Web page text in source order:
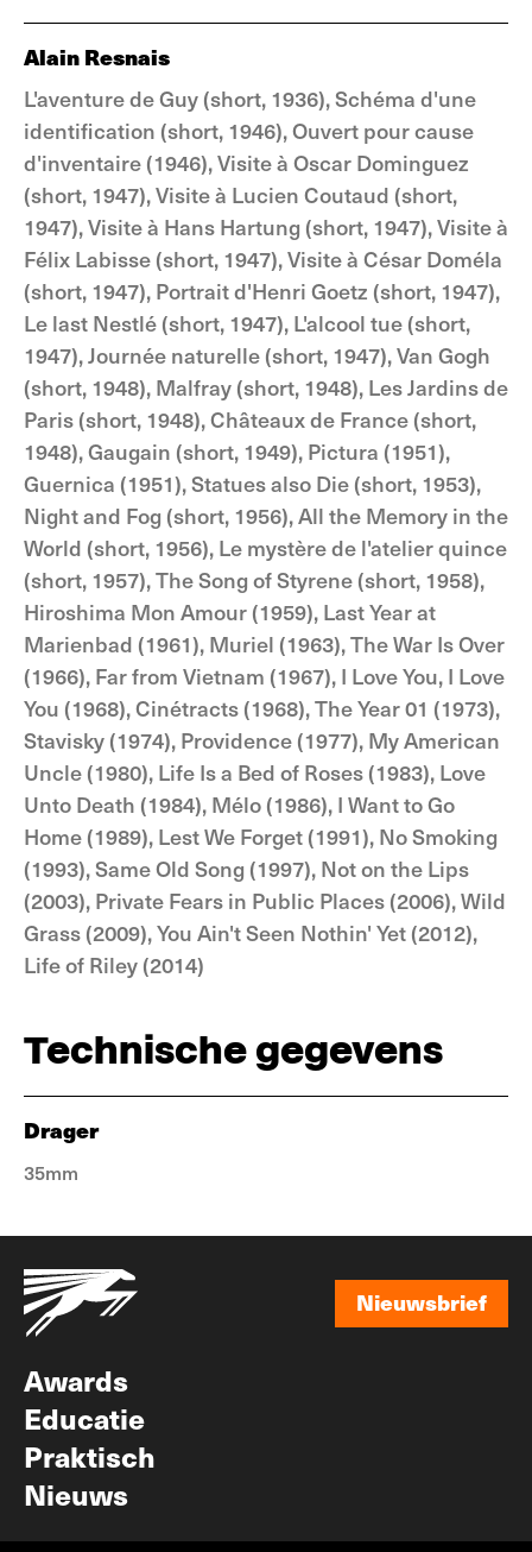
Alain Resnais
L'aventure de Guy (short, 1936), Schéma d'une
identification (short, 1946), Ouvert pour cause
d'inventaire (1946), Visite à Oscar Dominguez
(short, 1947), Visite à Lucien Coutaud (short,
1947), Visite à Hans Hartung (short, 1947), Visite à
Félix Labisse (short, 1947), Visite à César Doméla
(short, 1947), Portrait d'Henri Goetz (short, 1947),
Le last Nestlé (short, 1947), L'alcool tue (short,
1947), Journée naturelle (short, 1947), Van Gogh
(short, 1948), Malfray (short, 1948), Les Jardins de
Paris (short, 1948), Châteaux de France (short,
1948), Gaugain (short, 1949), Pictura (1951),
Guernica (1951), Statues also Die (short, 1953),
Night and Fog (short, 1956), All the Memory in the
World (short, 1956), Le mystère de l'atelier quince
(short, 1957), The Song of Styrene (short, 1958),
Hiroshima Mon Amour (1959), Last Year at
Marienbad (1961), Muriel (1963), The War Is Over
(1966), Far from Vietnam (1967), I Love You, I Love
You (1968), Cinétracts (1968), The Year 01 (1973),
Stavisky (1974), Providence (1977), My American
Uncle (1980), Life Is a Bed of Roses (1983), Love
Unto Death (1984), Mélo (1986), I Want to Go
Home (1989), Lest We Forget (1991), No Smoking
(1993), Same Old Song (1997), Not on the Lips
(2003), Private Fears in Public Places (2006), Wild
Grass (2009), You Ain't Seen Nothin' Yet (2012),
Life of Riley (2014)
Technische gegevens
Drager
35mm
Nieuwsbrief
Awards
Educatie
Praktisch
Nieuws